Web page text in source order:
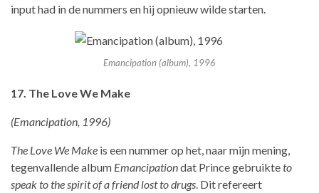
input had in de nummers en hij opnieuw wilde starten.
Emancipation (album), 1996
17. The Love We Make
(Emancipation, 1996)
The Love We Make is een nummer op het, naar mijn mening,
tegenvallende album Emancipationdat Prince gebruikteto
speak to the spirit of a friend lost to drugs . Dit refereert